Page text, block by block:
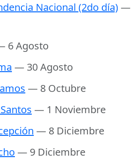
Nacional (2do día)—
6 Agosto
— 30 Agosto
— 8 Octubre
— 1 Noviembre
— 8 Diciembre
— 9 Diciembre